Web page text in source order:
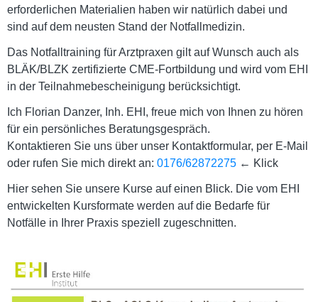
erforderlichen Materialien haben wir natürlich dabei und
sind auf dem neusten Stand der Notfallmedizin.
Das Notfalltraining für Arztpraxen gilt auf Wunsch auch als
BLÄK/BLZK zertifizierte CME-Fortbildung und wird vom EHI
in der Teilnahmebescheinigung berücksichtigt.
Ich Florian Danzer, Inh. EHI, freue mich von Ihnen zu hören
für ein persönliches Beratungsgespräch.
Kontaktieren Sie uns über unser Kontaktformular, per E-Mail
oder rufen Sie mich direkt an: 0176/62872275 ← Klick
Hier sehen Sie unsere Kurse auf einen Blick. Die vom EHI
entwickelten Kursformate werden auf die Bedarfe für
Notfälle in Ihrer Praxis speziell zugeschnitten.